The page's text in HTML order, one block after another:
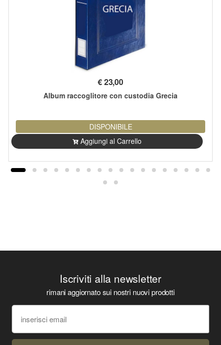
€23,00
Album raccoglitore con custodia Grecia
DISPONIBILE
Aggiungi al Carrello
Iscriviti alla newsletter
rimani aggiornato sui nostri nuovi prodotti